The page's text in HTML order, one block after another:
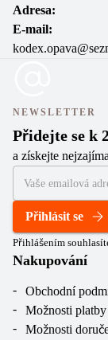
Adresa:
E-mail:
NEWSLETTER
Přidejte se k
a získejte
Přihlásit se
Přihlášením
Nakupování
Obchodní
Možnosti platby
Možnosti